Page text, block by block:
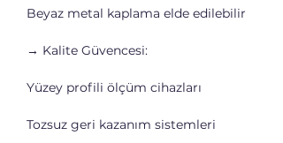
Beyaz metal kaplama elde edilebilir
→ Kalite Güvencesi:
Yüzey profili ölçüm cihazları
Tozsuz geri kazanım sistemleri